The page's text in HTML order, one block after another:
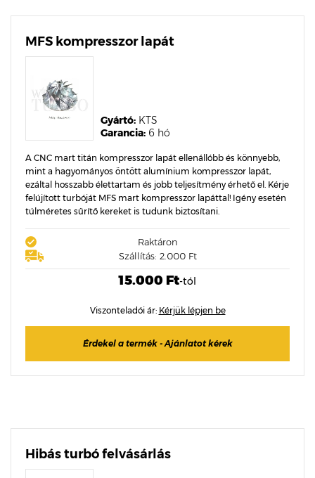
MFS kompresszor lapát
Garancia: 6 hó
Gyártó: KTS
A CNC mart titán kompresszor lapát ellenállóbb és könnyebb,
mint a hagyományos öntött alumínium kompresszor lapát,
ezáltal hosszabb élettartam és jobb teljesítmény érhető el. Kérje
felújított turbóját MFS mart kompresszor lapáttal! Igény esetén
túlméretes sűrítő kereket is tudunk biztosítani.
Raktáron
Szállítás: 2.000 Ft
15.000 Ft-tól
Viszonteladói ár: Kérjük lépjen be
Érdekel a termék - Ajánlatot kérek
Hibás turbó felvásárlás